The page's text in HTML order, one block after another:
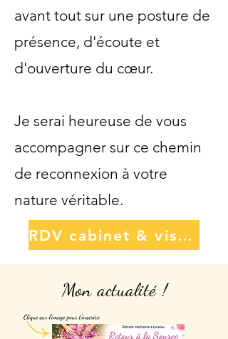
avant tout sur une posture de
présence, d'écoute et
d'ouverture du cœur.
Je serai heureuse de vous
accompagner sur ce chemin
de reconnexion à votre
nature véritable.
RDV cabinet & visio Crenolibre
Mon actualité !